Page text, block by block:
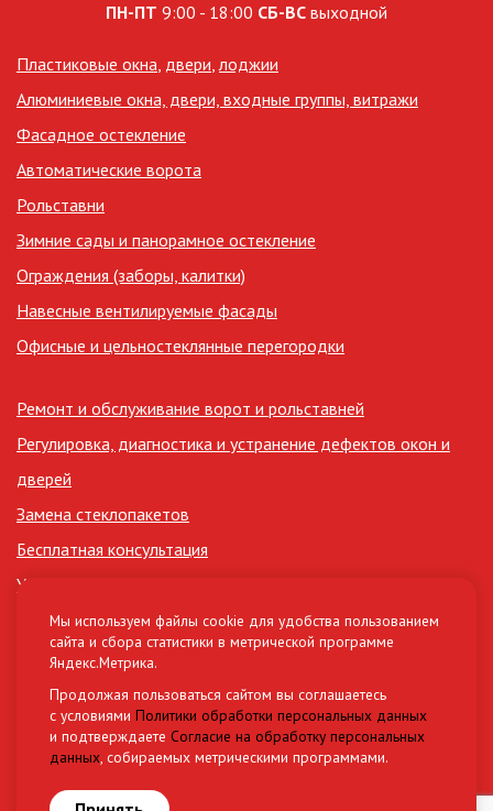
ПН-ПТ 9:00 - 18:00 СБ-ВС выходной
Пластиковые окна, двери,лоджии
Алюминиевые окна, двери, входные группы, витражи
Фасадное остекление
Автоматические ворота
Рольставни
Зимние сады и панорамное остекление
Ограждения (заборы, калитки)
Навесные вентилируемые фасады
Офисные и цельностеклянные перегородки
Ремонт и обслуживание ворот и рольставней
Регулировка, диагностика и устранение дефектов окон и
дверей
Замена стеклопакетов
Бесплатная консультация
Утепление лоджий
Сертификаты
Нормативные документы (СНиП, ГОСТ)
Материалы и комплектующие
Разработка сайта
Овикс Медиа Груп
Мы используем файлы cookie для удобства пользованием
сайта и сбора статистики в метрической программе
Яндекс.Метрика.
Продолжая пользоваться сайтом вы соглашаетесь
с условиями Политики обработки персональных данных
и подтверждаете Согласие на обработку персональных
данных, собираемых метрическими программами.